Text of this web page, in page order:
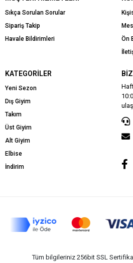
Sıkça Sorulan Sorular
Sipariş Takip
Havale Bildirimleri
Ön
KATEGORILER
Yeni Sezon
Dış Giyim
Takım
Üst Giyim
Alt Giyim
Elbise
İndirim
Tüm bilgileriniz 256bit SSL